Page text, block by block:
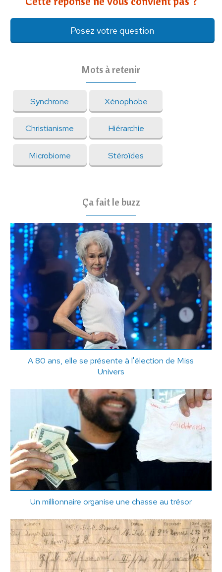
Posez votre question
Mots à retenir
Synchrone Xénophobe
Christianisme Hiérarchie
Microbiome Stéroïdes
Ça fait le buzz
A 80 ans, elle se présente à l'élection de Miss
Univers
Un millionnaire organise une chasse au trésor